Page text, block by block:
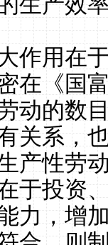
作用在
在《国
动的数
关系，
产性劳
于投资
力，增